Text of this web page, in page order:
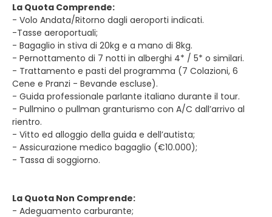
La Quota Comprende:
- Volo Andata/Ritorno dagli aeroporti indicati.
-Tasse aeroportuali;
- Bagaglio in stiva di 20kg e a mano di 8kg.
- Pernottamento di 7 notti in alberghi 4* / 5* o similari.
- Trattamento e pasti del programma (7 Colazioni, 6
Cene e Pranzi - Bevande escluse).
- Guida professionale parlante italiano durante il tour.
- Pullmino o pullman granturismo con A/C dall’arrivo al
rientro.
- Vitto ed alloggio della guida e dell’autista;
- Assicurazione medico bagaglio (€10.000);
- Tassa di soggiorno.
La Quota Non Comprende:
- Adeguamento carburante;